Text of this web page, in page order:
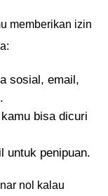
memberikan izin
sosial, email,
kamu bisa dicuri
untuk penipuan.
nol kalau